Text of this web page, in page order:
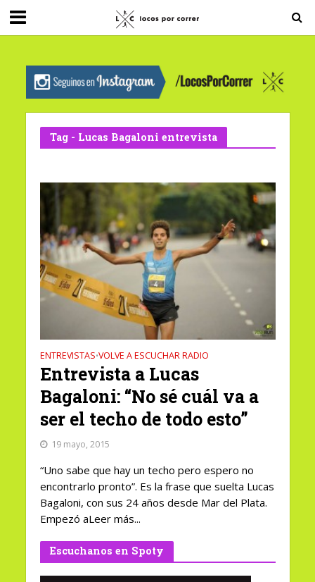
G-0X2PD3RFLV
Tag - Lucas Bagaloni entrevista
ENTREVISTAS•VOLVE A ESCUCHAR RADIO
Entrevista a Lucas
Bagaloni: “No sé cuál va a
ser el techo de todo esto”
19 mayo, 2015
“Uno sabe que hay un techo pero espero no
encontrarlo pronto”. Es la frase que suelta Lucas
Bagaloni, con sus 24 años desde Mar del Plata.
Empezó aLeer más...
Escuchanos en Spoty